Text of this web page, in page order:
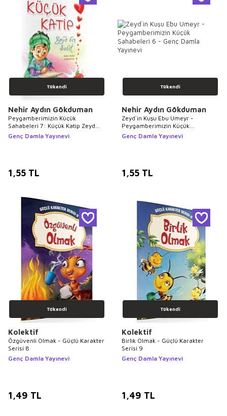
Tükendi
Nehir Aydın Gökduman
Peygamberimizin Küçük
Sahabeleri 7: Küçük Katip Zeyd
Bin Sabit
Genç Damla Yayınevi
1,55 TL
Tükendi
Nehir Aydın Gökduman
Zeyd`in Kuşu Ebu Umeyr -
Peygamberimizin Küçük
Sahabeleri 6
Genç Damla Yayınevi
1,55 TL
Tükendi
Kolektif
Özgüvenli Olmak - Güçlü Karakter
Serisi 8
Genç Damla Yayınevi
1,49 TL
Tükendi
Kolektif
Birlik Olmak - Güçlü Karakter
Serisi 9
Genç Damla Yayınevi
1,49 TL